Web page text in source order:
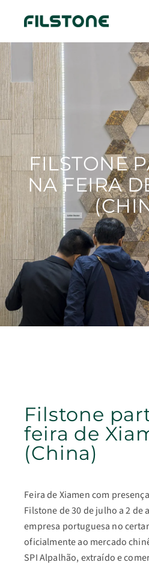
FILSTONE
NA FEIRA
Filstone
feira de
(China)
Feira de Xiamen com
Filstone de 30 de julho a 2 de
empresa portuguesa no
oficialmente ao mercado
SPI Alpalhão, extraído e